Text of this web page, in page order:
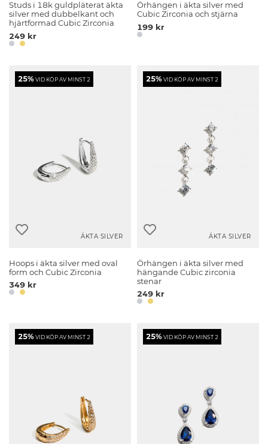
Studs i 18k guldpläterat äkta
silver med dubbelkant och
hjärtformad Cubic Zirconia
249 kr
Örhängen i äkta silver med
Cubic Zirconia och stjärna
199 kr
25%VID KÖP AV MINST 2
ÄKTA SILVER
Hoops i äkta silver med oval
form och Cubic Zirconia
349 kr
25%VID KÖP AV MINST 2
ÄKTA SILVER
Örhängen i äkta silver med
hängande Cubic zirconia
stenar
249 kr
25%VID KÖP AV MINST 2 25%VID KÖP AV MINST 2